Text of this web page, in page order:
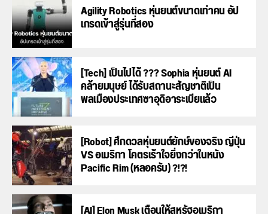
Agility Robotics หุ่นยนต์ขนาดเท่าคน อัป
เกรดเข้าสู่รุ่นที่สอง
[Tech] เป็นไปได้ ??? Sophia หุ่นยนต์ AI
คล้ายมนุษย์ ได้รับสถานะสัญชาติเป็น
พลเมืองประเทศซาอุดิอาระเบียแล้ว
[Robot] ศึกดวลหุ่นยนต์ยักษ์ของจริง ญี่ปุ่น
VS อเมริกา โคตรเร้าใจยิ่งกว่าในหนัง
Pacific Rim (หลอครับ) ?!?!